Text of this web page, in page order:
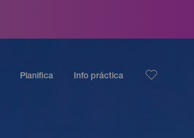
Planifica Info práctica